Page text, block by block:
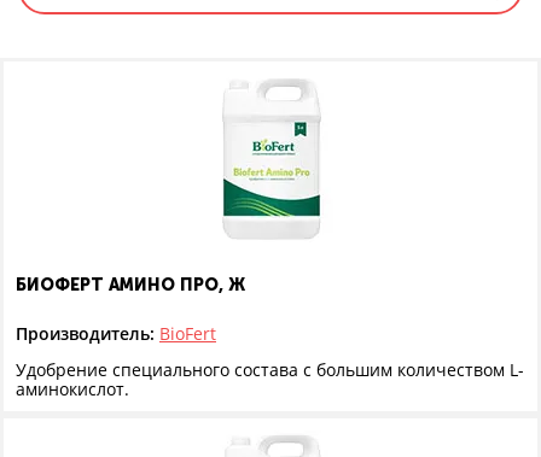
БИОФЕРТ АМИНО ПРО, Ж
Производитель: BioFert
Удобрение специального состава с большим количеством L-
аминокислот.